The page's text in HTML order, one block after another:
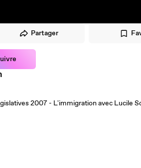
Partager
2007 - L'immigration avec Lucile